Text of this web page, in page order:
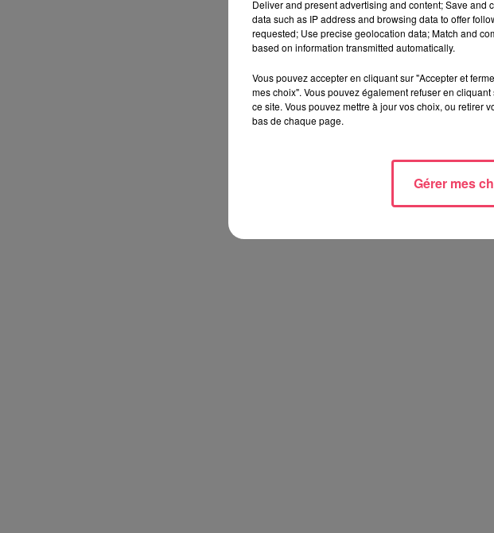
Deliver and present advertising and content; Save
data such as IP address and browsing data to offer
requested; Use precise geolocation data; Match and
based on information transmitted automatically.
Vous pouvez accepter en cliquant sur "Accepter et
mes choix". Vous pouvez également refuser en
ce site. Vous pouvez mettre à jour vos choix, ou retirer
bas de chaque page.
Gérer mes